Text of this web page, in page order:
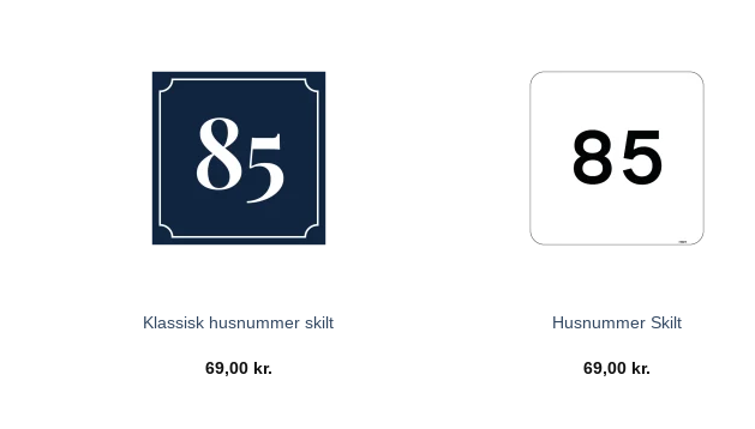
Klassisk husnummer skilt
69,00 kr.
Husnummer Skilt
69,00 kr.